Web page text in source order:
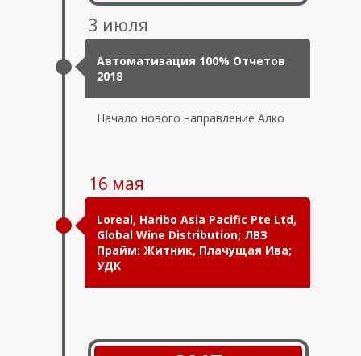
3 июля
Автоматизация 100% Отчетов
2018
Начало нового направление Алко
16 мая
Loreal, Haribo Asia Pacific Pte Ltd,
Global Wine Distribution; ЛВЗ
Прайм: Житник, Плачущая Ива;
УДК